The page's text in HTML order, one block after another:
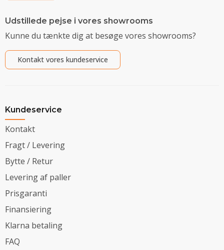
Udstillede pejse i vores showrooms
Kunne du tænkte dig at besøge vores showrooms?
Kontakt vores kundeservice
Kundeservice
Kontakt
Fragt / Levering
Bytte / Retur
Levering af paller
Prisgaranti
Finansiering
Klarna betaling
FAQ